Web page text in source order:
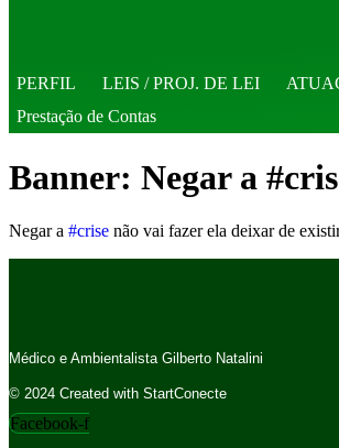
PERFIL LEIS / PROJ. DE LEI
Prestação de Contas
Banner: Negar a
Negar a #crise não vai fazer ela deixar de
Médico e Ambientalista Gilberto Natalini
© 2024 Created with StartConecte
Facebook-f